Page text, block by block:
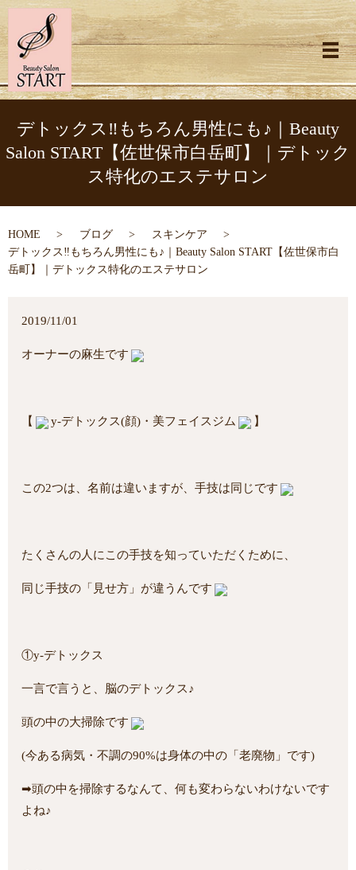
メ
デトックス‼︎もちろん男性にも♪｜Beauty
Salon START【佐世保市白岳町】｜デトック
ス特化のエステサロン
HOME ブログ
スキンケア
デトックス‼︎もちろん男性にも♪｜Beauty Salon START【佐世保市白
岳町】｜デトックス特化のエステサロン
2019/11/01
オーナーの麻生です
【 y-デトックス(顔)・美フェイスジム 】
この2つは、名前は違いますが、手技は同じです
たくさんの人にこの手技を知っていただくために、
同じ手技の「見せ方」が違うんです
①y-デトックス
一言で言うと、脳のデトックス♪
頭の中の大掃除です
(今ある病気・不調の90%は身体の中の「老廃物」です)
➡︎頭の中を掃除するなんて、何も変わらないわけないです
よね♪